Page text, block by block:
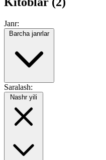
Janr:
Barcha janrlar
Saralash:
Nashr yili